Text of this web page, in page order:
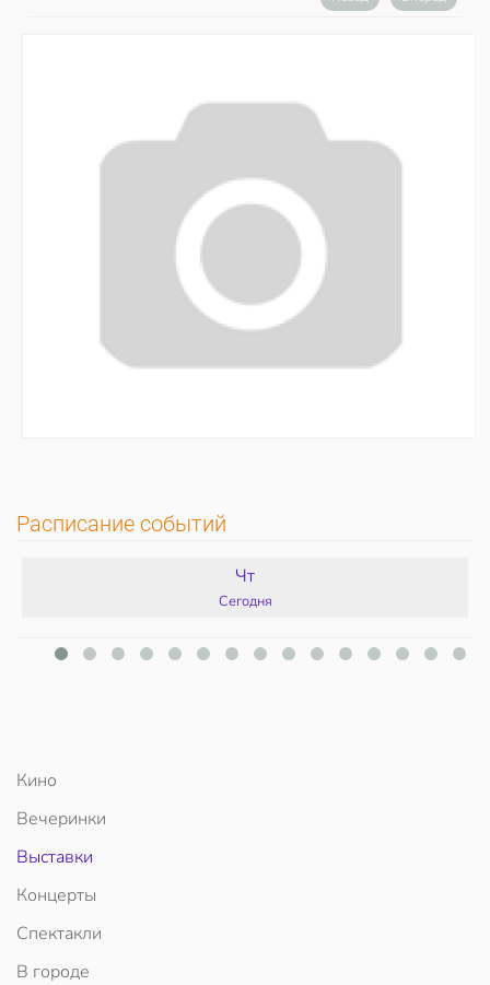
Расписание событий
Чт
Сегодня
Кино
Вечеринки
Выставки
Концерты
Спектакли
В городе